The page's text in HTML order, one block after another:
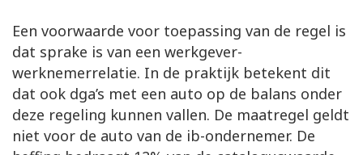
Een voorwaarde voor toepassing van de regel is
dat sprake is van een werkgever-
werknemerrelatie. In de praktijk betekent dit
dat ook dga’s met een auto op de balans onder
deze regeling kunnen vallen. De maatregel geldt
niet voor de auto van de ib-ondernemer. De